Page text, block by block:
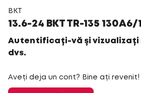
BKT
13.6-24 BKT TR-135 130A6/
Autentificați-vă și vizualizați
dvs.
Aveți deja un cont? Bine ați revenit!